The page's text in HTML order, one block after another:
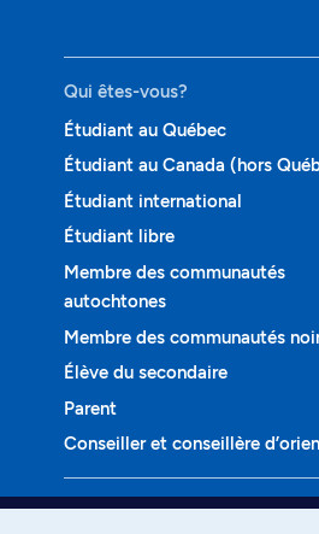
Qui êtes-vous?
Étudiant au Québec
Étudiant au Canada (hors
Étudiant international
Étudiant libre
Membre des communautés
autochtones
Membre des communautés
Élève du secondaire
Parent
Conseiller et conseillère
Programmes et cours